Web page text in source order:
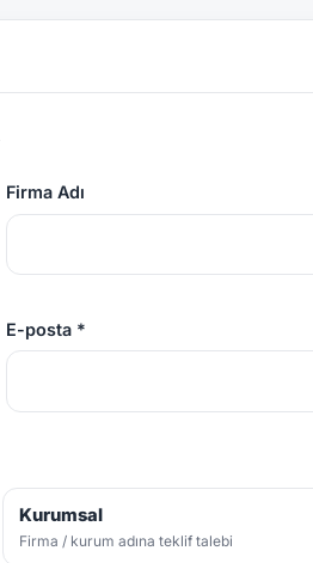
Firma Adı
E-posta *
Kurumsal
Firma / kurum adına teklif talebi